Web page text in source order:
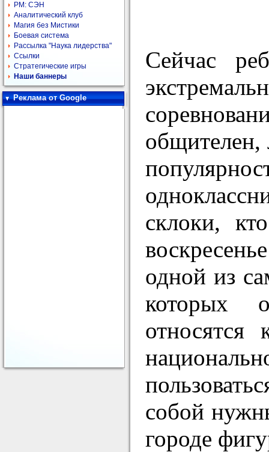
РМ: СЭН
Аналитический клуб
Магия без Мистики
Боевая система
Рассылка "Наука лидерства"
Ссылки
Стратегические игры
Наши баннеры
Реклама от Google
Сейчас
общителен,
склоки,
одной из
которых
собой
городе